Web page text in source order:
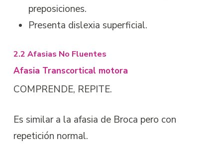
preposiciones.
Presenta dislexia superficial.
2.2 Afasias No Fluentes
Afasia Transcortical motora
COMPRENDE, REPITE.
Es similar a la afasia de Broca pero con
repetición normal.